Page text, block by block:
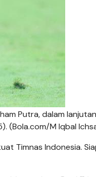
Putra, dalam
(Bola.com/M Iqbal
Timnas Indonesia.